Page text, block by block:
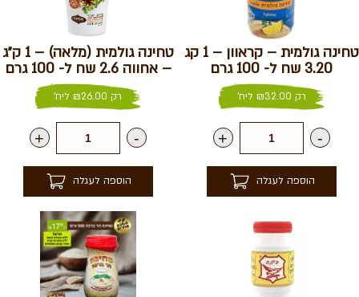
טחינה גולמית – קראוון – 1 קג
3.20 שח ל- 100 גרם
רק ₪32.00 ליח'
-
+
הוספה לעגלה
טחינה גולמית (מלאה) – 1 ק״ג
– אחווה 2.6 שח ל- 100 גרם
רק ₪26.00 ליח'
-
+
הוספה לעגלה